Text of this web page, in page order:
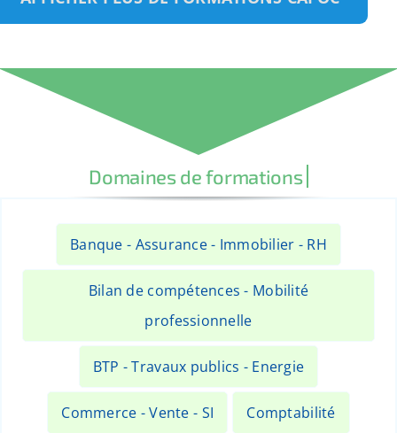
Banque - Assurance - Immobilier - RH
Bilan de compétences - Mobilité
professionnelle
BTP - Travaux publics - Energie
Commerce - Vente - SI Comptabilité